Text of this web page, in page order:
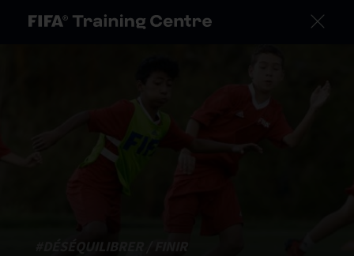
#DÉSÉQUILIBRER / FINIR